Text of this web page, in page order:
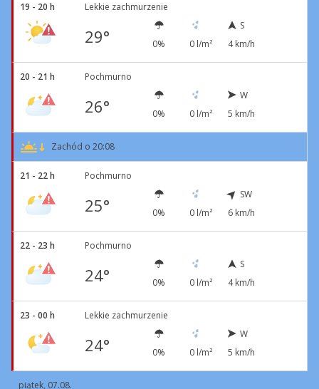
19 - 20 h Lekkie zachmurzenie
29° 0% 0 l/m²
S
4 km/h
20 - 21 h Pochmurno
26° 0% 0 l/m²
W
5 km/h
Zachód o 20:08
21 - 22 h Pochmurno
25° 0% 0 l/m²
SW
6 km/h
22 - 23 h Pochmurno
24° 0% 0 l/m²
S
4 km/h
23 - 00 h Lekkie zachmurzenie
24° 0% 0 l/m²
W
5 km/h
piątek, 07.08.